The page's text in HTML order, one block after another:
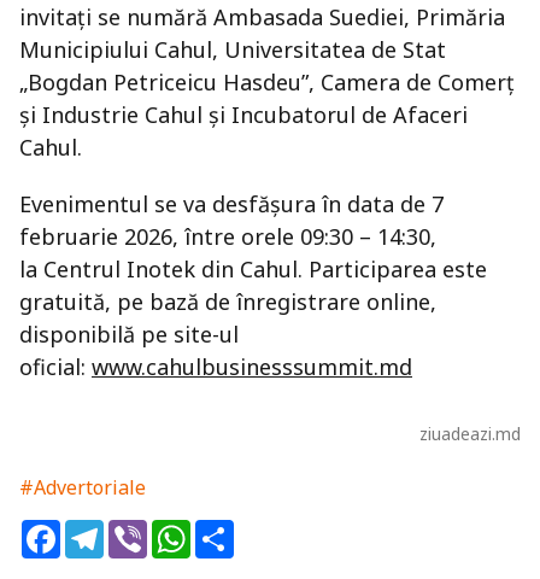
invitați se numără Ambasada Suediei, Primăria
Municipiului Cahul, Universitatea de Stat
„Bogdan Petriceicu Hasdeu”, Camera de Comerț
și Industrie Cahul și Incubatorul de Afaceri
Cahul.
Evenimentul se va desfășura în data de 7
februarie 2026, între orele 09:30 – 14:30,
la Centrul Inotek din Cahul. Participarea este
gratuită, pe bază de înregistrare online,
disponibilă pe site-ul
oficial: www.cahulbusinesssummit.md
ziuadeazi.md
#Advertoriale
FacebookTelegram
ViberWhatsApp